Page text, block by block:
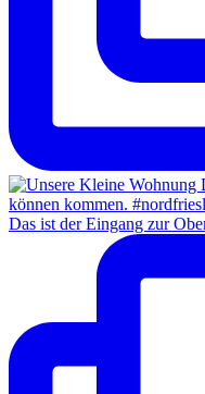
Das ist der Eingang zur